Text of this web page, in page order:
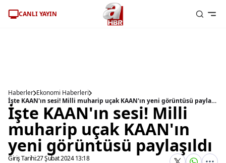
CANLI YAYIN
Haberler Ekonomi Haberleri
İşte KAAN'ın sesi! Milli muharip uçak KAAN'ın yeni görüntüsü paylaşıldı
İşte KAAN'ın sesi! Milli
muharip uçak KAAN'ın
yeni görüntüsü paylaşıldı
Giriş Tarihi:27 Şubat 2024 13:18